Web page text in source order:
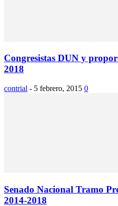
Congresistas DUN y
2018
contrial - 5 febrero, 2015 0
Senado Nacional Tramo
2014-2018